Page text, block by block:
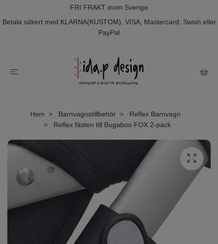
FRI FRAKT inom Sverige
Betala säkert med KLARNA(KUSTOM), VISA, Mastercard, Swish eller
PayPal
Hem Barnvagnstillbehör
Reflex Barnvagn
Reflex fästen till Bugaboo FOX 2-pack